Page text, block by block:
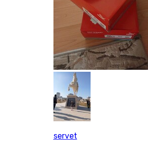
servet